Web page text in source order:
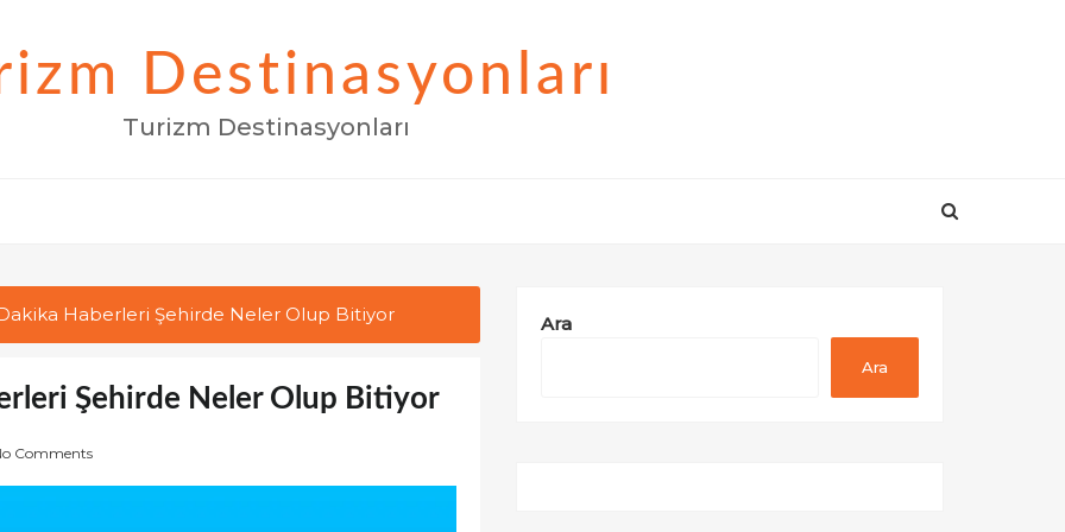
Destinasyonları
Turizm Destinasyonları
Haberleri Şehirde Neler Olup Bitiyor
Şehirde Neler Olup Bitiyor
Comments
Ara
Ara